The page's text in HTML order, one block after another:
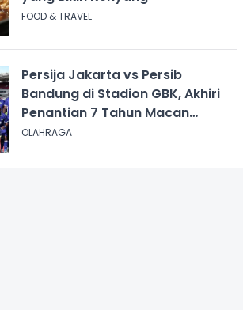
FOOD & TRAVEL
Persija Jakarta vs Persib
Bandung di Stadion GBK, Akhiri
Penantian 7 Tahun Macan
Kemayoran
OLAHRAGA